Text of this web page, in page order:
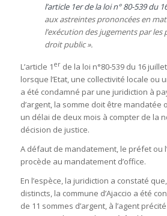
l’article 1er de la loi n° 80-539 du
aux astreintes prononcées en
l’exécution des jugements par les
droit public ».
L’article 1 erde la loi n°80-539 du 16
lorsque l’Etat, une collectivité locale ou
a été condamné par une juridiction à
d’argent, la somme doit être mandatée
un délai de deux mois à compter de la
décision de justice.
A défaut de mandatement, le préfet ou
procède au mandatement d’office.
En l’espèce, la juridiction a constaté
distincts, la commune d’Ajaccio a été
de 11 sommes d’argent, à l’agent précité